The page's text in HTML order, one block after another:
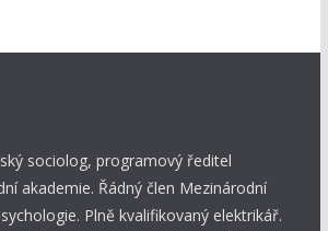
sociolog, programový ředitel
akademie. Řádný člen Mezinárodní
Plně kvalifikovaný elektrikář.